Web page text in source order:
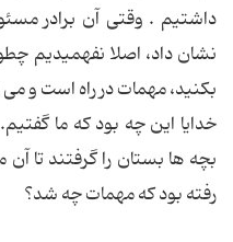
داشتیم . وقتی آن برادر
نشان داد، اصلا نفهمیدیم
بکنید، مهمات در راه است و می
خدایا این چه بود که ما
بچه ها بستان را گرفتند تا
رفته بود که مهمات چه شد؟